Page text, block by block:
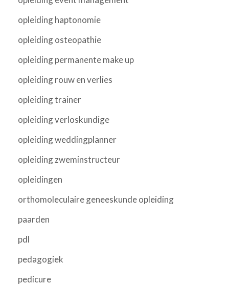
opleiding haptonomie
opleiding osteopathie
opleiding permanente make up
opleiding rouw en verlies
opleiding trainer
opleiding verloskundige
opleiding weddingplanner
opleiding zweminstructeur
opleidingen
orthomoleculaire geneeskunde opleiding
paarden
pdl
pedagogiek
pedicure